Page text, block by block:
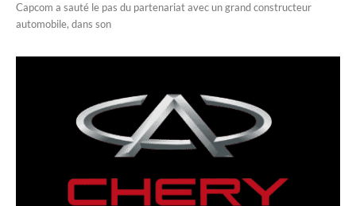
Capcom a sauté le pas du partenariat avec un grand constructeur
automobile, dans son